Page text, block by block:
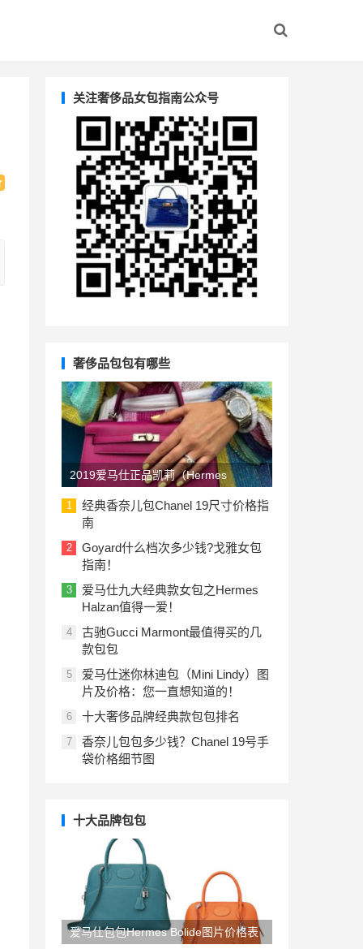
关注奢侈品女包指南公众号
奢侈品包包有哪些
2019爱马仕正品凯莉（Hermes
Kelly）包包价格一览表：美国与欧洲
1
经典香奈儿包Chanel 19尺寸价格指
南
2
Goyard什么档次多少钱?戈雅女包
指南！
3
爱马仕九大经典款女包之Hermes
Halzan值得一爱！
4
古驰Gucci Marmont最值得买的几
款包包
5
爱马仕迷你林迪包（Mini Lindy）图
片及价格：您一直想知道的！
6 十大奢侈品牌经典款包包排名
7
香奈儿包包多少钱？Chanel 19号手
袋价格细节图
十大品牌包包
爱马仕包包Hermes Bolide图片价格表